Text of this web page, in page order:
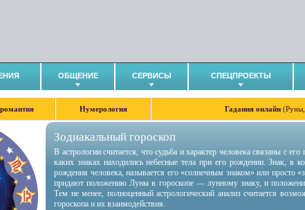
ОБЩЕНИЕ СЕРВИСЫ СПЕЦПРОЕКТЫ
Нумерология Гадания онлайн
Зодиакальный гороскоп
В астрологии считается, что судьба и характер человека связаны с
каких знаках находились небесные тела при его рождении. Знак, в
рождения человека, называется его «солнечным знаком» или просто
придают положению Луны в гороскопе — лунному знаку, и
Тем не менее, полноценный астрологический анализ считается
гороскопа и их взаимодействия.